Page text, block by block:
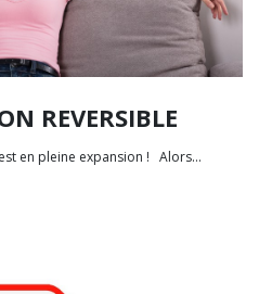
REVERSIBLE
en pleine expansion ! Alors...